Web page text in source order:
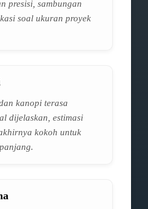
presisi, sambungan
soal ukuran proyek
kanopi terasa
dijelaskan, estimasi
kokoh untuk